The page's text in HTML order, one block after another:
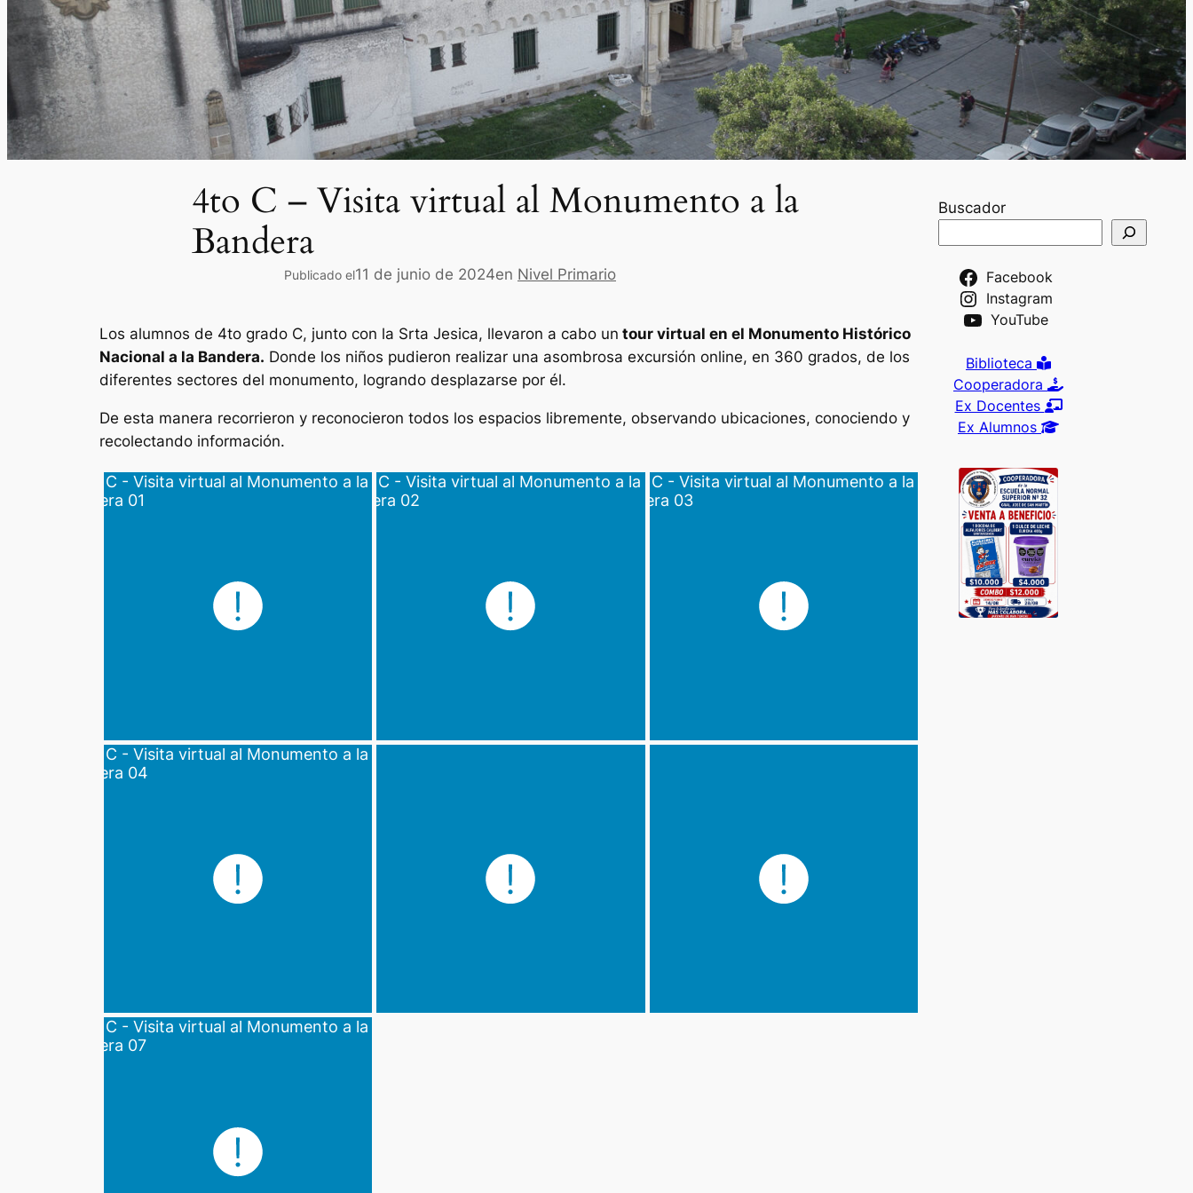
4to C – Visita virtual al Monumento a la
Bandera
Publicado el11 de junio de 2024en Nivel Primario
Los alumnos de 4to grado C, junto con la Srta Jesica, llevaron a cabo un tour virtual en el Monumento Histórico
Nacional a la Bandera. Donde los niños pudieron realizar una asombrosa excursión online, en 360 grados, de los
diferentes sectores del monumento, logrando desplazarse por él.
De esta manera recorrieron y reconocieron todos los espacios libremente, observando ubicaciones, conociendo y
recolectando información.
Buscador
Facebook
Instagram
YouTube
Biblioteca
Cooperadora
Ex Docentes
Ex Alumnos